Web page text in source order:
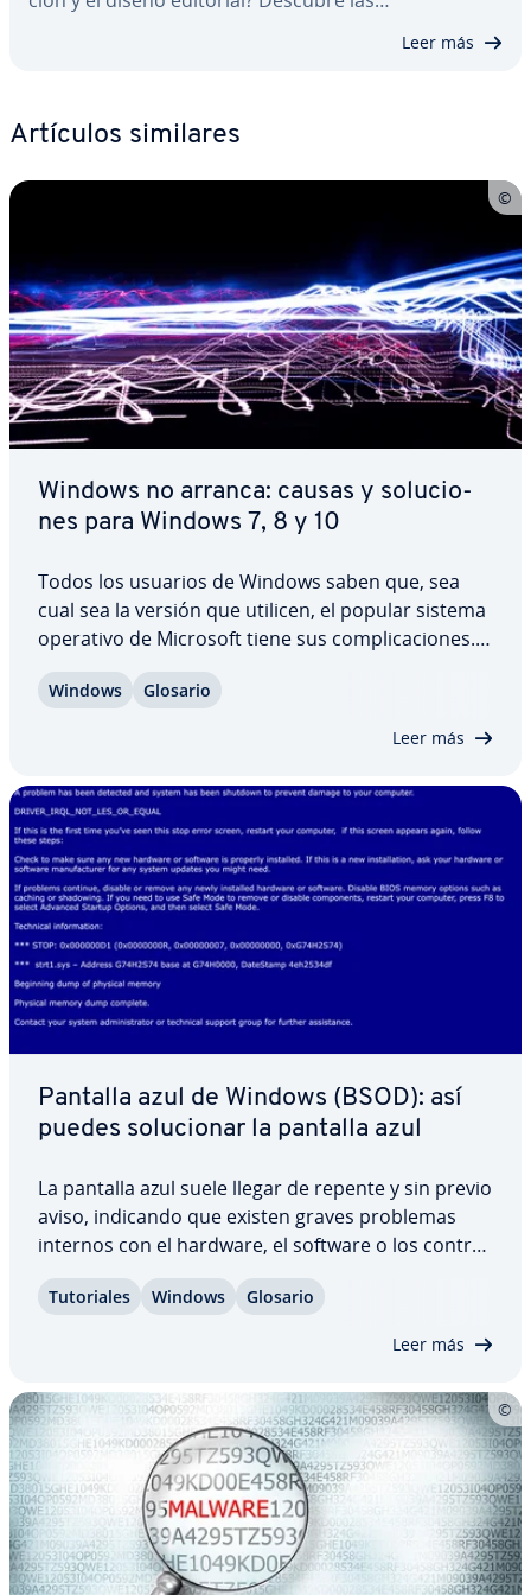
Leer más
Artículos similares
Windows no arranca: causas y so­lu­cio­
nes para Windows 7, 8 y 10
Todos los usuarios de Windows saben que, sea
cual sea la versión que utilicen, el popular sistema
operativo de Microsoft tiene sus co­m­pli­ca­cio­nes. A
ocurrir lo peor: Windows no arranca. A pesar del
Windows Glosario
Leer más
Pantalla azul de Windows (BSOD): así
puedes so­lu­cio­nar la pantalla azul
La pantalla azul suele llegar de repente y sin previo
aviso, indicando que existen graves problemas
internos con el hardware, el software o los co­n­tro­
debido a este problema, el apagado forzoso se
Tu­to­ria­les Windows Glosario
Leer más